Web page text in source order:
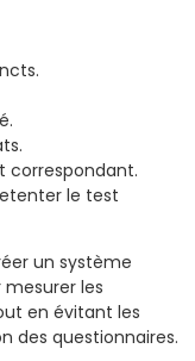
correspondant.
le test
un système
les
en évitant les
des questionnaires.